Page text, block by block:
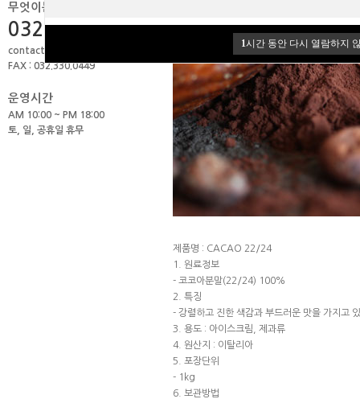
1시간 동안 다시 열람하지
무엇이든 물어보세요.
032.506.1979
contact@skyint.co.kr
FAX : 032.330.0449
운영시간
AM 10:00 ~ PM 18:00
토, 일, 공휴일 휴무
제품명 : CACAO 22/24
1. 원료정보
- 코코아분말(22/24) 100%
2. 특징
- 강렬하고 진한 색감과 부드러운 맛을 가지고
3. 용도 : 아이스크림, 제과류
4. 원산지 : 이탈리아
5. 포장단위
- 1kg
6. 보관방법